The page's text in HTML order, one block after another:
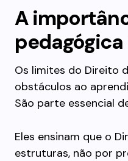
A
Os limites do Direito
obstáculos ao
São parte essencial
Eles ensinam que o
estruturas, não por